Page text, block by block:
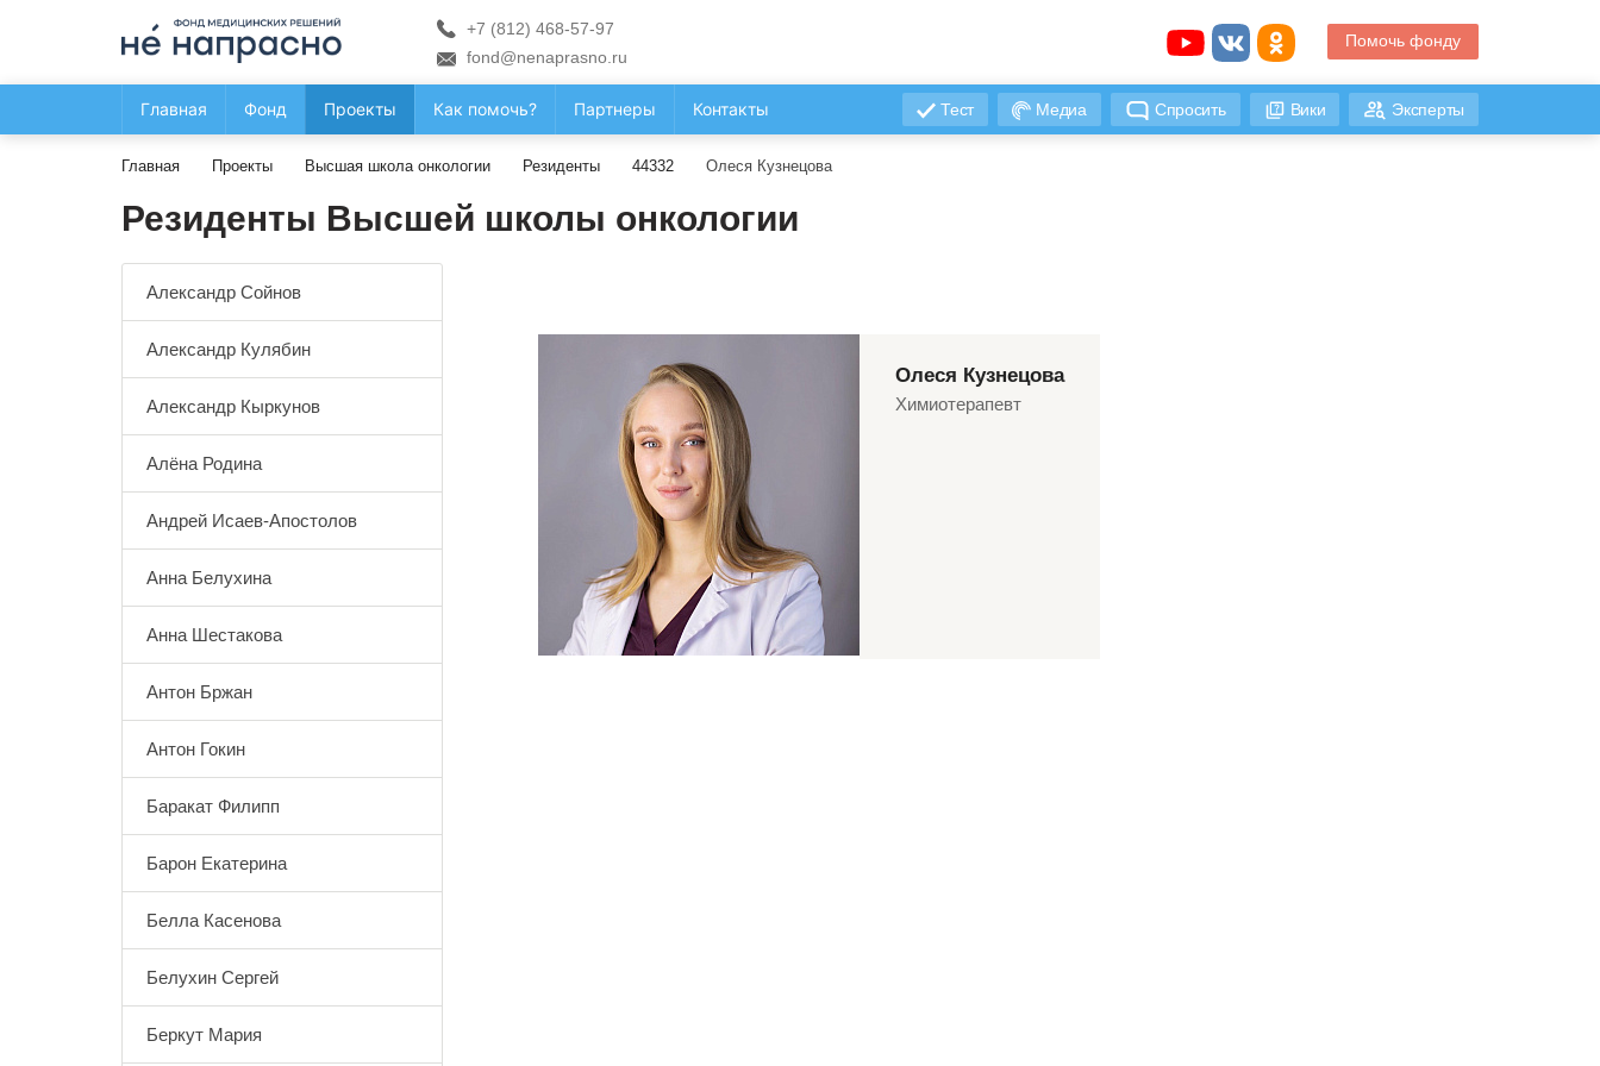
+7 (812) 468-57-97
fond@nenaprasno.ru
Помочь фонду
Главная Фонд Проекты Как помочь? Партнеры Контакты Тест Медиа Спросить Вики Эксперты
Главная Проекты Высшая школа онкологии Резиденты 44332 Олеся Кузнецова
Резиденты Высшей школы онкологии
Александр Сойнов
Александр Кулябин
Александр Кыркунов
Алёна Родина
Андрей Исаев-Апостолов
Анна Белухина
Анна Шестакова
Антон Бржан
Антон Гокин
Баракат Филипп
Барон Екатерина
Белла Касенова
Белухин Сергей
Беркут Мария
Олеся Кузнецова
Химиотерапевт